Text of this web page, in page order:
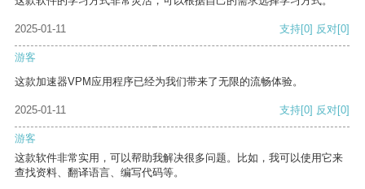
2025-01-11 支持[0] 反对[0]
游客
这款加速器VPM应用程序已经为我们带来了无限的流畅体验。
2025-01-11 支持[0] 反对[0]
游客
这款软件非常实用，可以帮助我解决很多问题。比如，我可以使用它来
查找资料、翻译语言、编写代码等。